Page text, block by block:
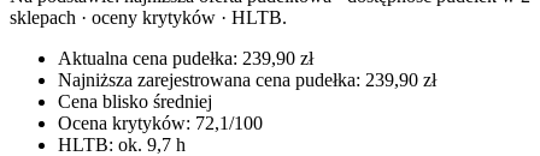
sklepach · oceny krytyków · HLTB.
Aktualna cena pudełka: 239,90 zł
Najniższa zarejestrowana cena pudełka: 239,90 zł
Cena blisko średniej
Ocena krytyków: 72,1/100
HLTB: ok. 9,7 h